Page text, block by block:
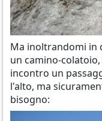
Ma inoltrandomi in
un camino-
incontro un
l'alto, ma
bisogno: